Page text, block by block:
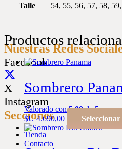
Talle 54, 55, 56, 57, 58,
Productos
Sombrero
Valorado con5.00de 5
$U4.690,00
Nuestras Redes
Facebook
X
Instagram
Secciones
Tienda
Contacto